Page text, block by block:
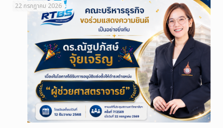
22 กรกฎาคม 2026